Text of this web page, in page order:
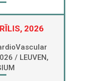
2026
/ LEUVEN,